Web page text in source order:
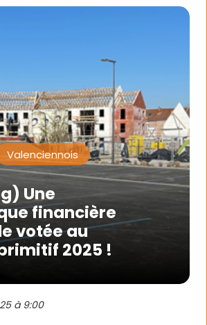
Valenciennois
Une
financière
votée au
2025 !
à 9:00